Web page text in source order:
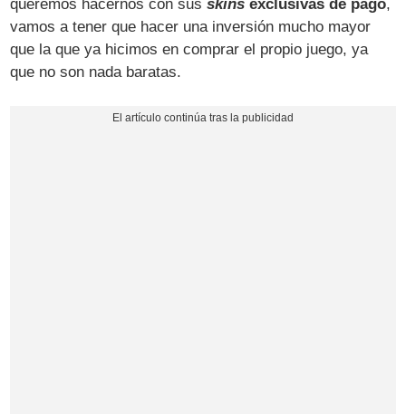
queremos hacernos con susskins exclusivas de pago,
vamos a tener que hacer una inversión mucho mayor
que la que ya hicimos en comprar el propio juego, ya
que no son nada baratas.